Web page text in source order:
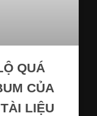
QUÁ
CỦA
LIỆU